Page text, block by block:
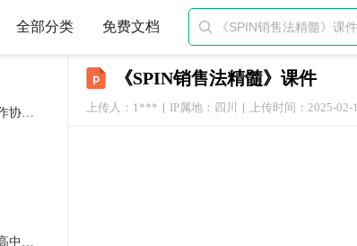
全部分类 免费文档 
《SPIN销售法精髓》课件
上传人：1*** IP属地：四川 上传时间：2025-02-
2025年区域贸易代理合作协作协议书
山西省永济市第三高级中学高中信息技术 6.3综合活动：信息技术问题辩论会说课稿